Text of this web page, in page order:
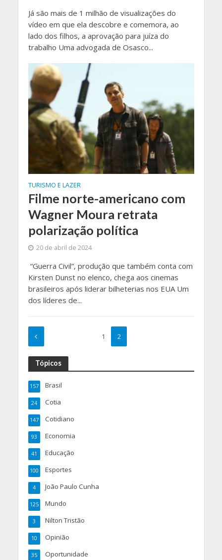
Já são mais de 1 milhão de visualizações do
vídeo em que ela descobre e comemora, ao
lado dos filhos, a aprovação para juíza do
trabalho Uma advogada de Osasco...
TURISMO E LAZER
Filme norte-americano com
Wagner Moura retrata
polarização política
20 de abril de 2024
“Guerra Civil”, produção que também conta com
Kirsten Dunst no elenco, chega aos cinemas
brasileiros após liderar bilheterias nos EUA Um
dos líderes de...
1 2
Tópicos
Brasil
157
Cotia
24
Cotidiano
147
Economia
93
Educação
41
Esportes
100
João Paulo Cunha
4
Mundo
125
Nilton Tristão
3
Opinião
10
Oportunidade
35